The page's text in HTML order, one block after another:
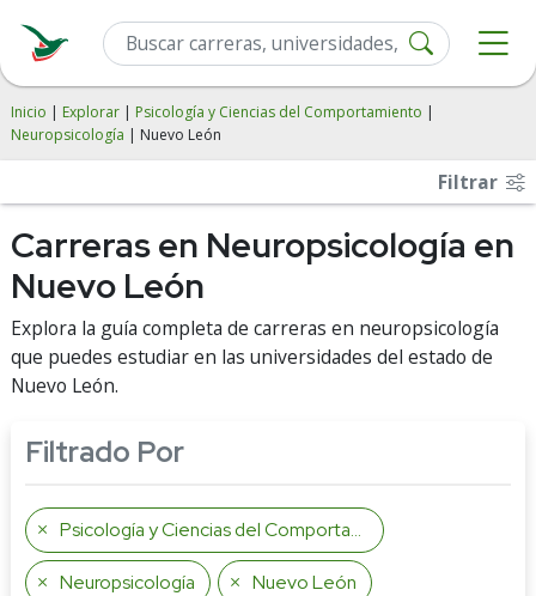
Inicio | Explorar | Psicología y Ciencias del Comportamiento |
Neuropsicología | Nuevo León
Filtrar
Carreras en Neuropsicología en
Nuevo León
Explora la guía completa de carreras en neuropsicología
que puedes estudiar en las universidades del estado de
Nuevo León.
Filtrado Por
Psicología y Ciencias del Comportamiento
Neuropsicología Nuevo León